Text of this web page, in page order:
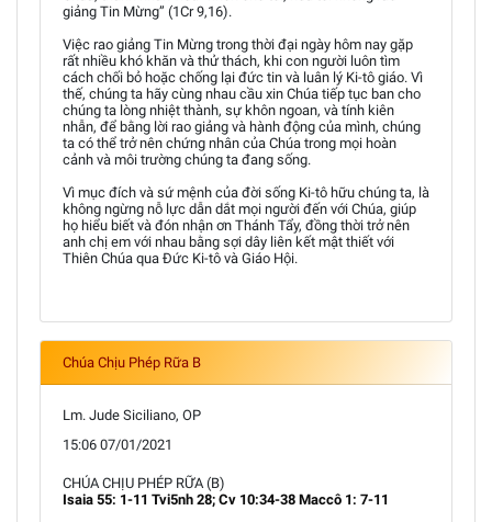
giảng Tin Mừng” (1Cr 9,16).
Việc rao giảng Tin Mừng trong thời đại ngày hôm nay gặp
rất nhiều khó khăn và thử thách, khi con người luôn tìm
cách chối bỏ hoặc chống lại đức tin và luân lý Ki-tô giáo. Vì
thế, chúng ta hãy cùng nhau cầu xin Chúa tiếp tục ban cho
chúng ta lòng nhiệt thành, sự khôn ngoan, và tính kiên
nhẫn, để bằng lời rao giảng và hành động của mình, chúng
ta có thể trở nên chứng nhân của Chúa trong mọi hoàn
cảnh và môi trường chúng ta đang sống.
Vì mục đích và sứ mệnh của đời sống Ki-tô hữu chúng ta, là
không ngừng nỗ lực dẫn dắt mọi người đến với Chúa, giúp
họ hiểu biết và đón nhận ơn Thánh Tẩy, đồng thời trở nên
anh chị em với nhau bằng sợi dây liên kết mật thiết với
Thiên Chúa qua Đức Ki-tô và Giáo Hội.
Chúa Chịu Phép Rữa B
Lm. Jude Siciliano, OP
15:06 07/01/2021
CHÚA CHỊU PHÉP RỮA (B)
Isaia 55: 1-11 Tvi5nh 28; Cv 10:34-38 Maccô 1: 7-11